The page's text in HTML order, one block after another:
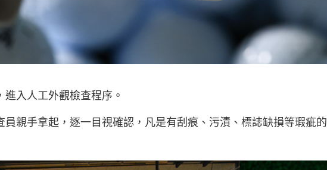
入人工外觀檢查程序。
親手拿起，逐一目視確認，凡是有刮痕、污漬、標誌缺損等瑕疵